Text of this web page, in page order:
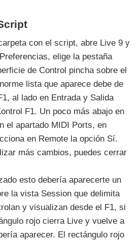
con el script, abre Live 9 y
elige la pestaña
de Control pincha sobre el
lista que aparece debe de
al lado en Entrada y Salida
F1. Un poco más abajo en
el apartado MIDI Ports, en
en Remote la opción Sí.
más cambios, puedes cerrar
esto debería aparecerte un
la vista Session que delimita
y visualizan desde el F1, si
rojo cierra Live y vuelve a
aparecer. El rectángulo rojo